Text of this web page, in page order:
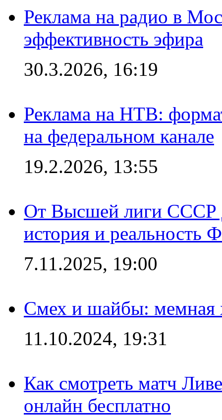
Реклама на радио в
эффективность эфира
30.3.2026, 16:19
Реклама на НТВ:
на федеральном канале
19.2.2026, 13:55
От Высшей лиги СССР
история и реальность
7.11.2025, 19:00
Смех и шайбы: мемная
11.10.2024, 19:31
Как смотреть матч
онлайн бесплатно